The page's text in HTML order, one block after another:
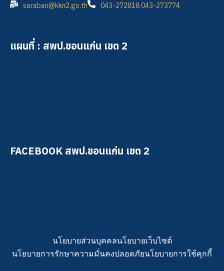
saraban@kkn2.go.th
043-272818 043-273774
แผนที่ : สพป.ขอนแก่น เขต 2
FACEBOOK สพป.ขอนแก่น เขต 2
นโยบายส่วนบุคคลนโยบายเว็บไซต์
นโยบายการรักษาความมั่นคงปลอดภัยนโยบายการใช้คุกกี้